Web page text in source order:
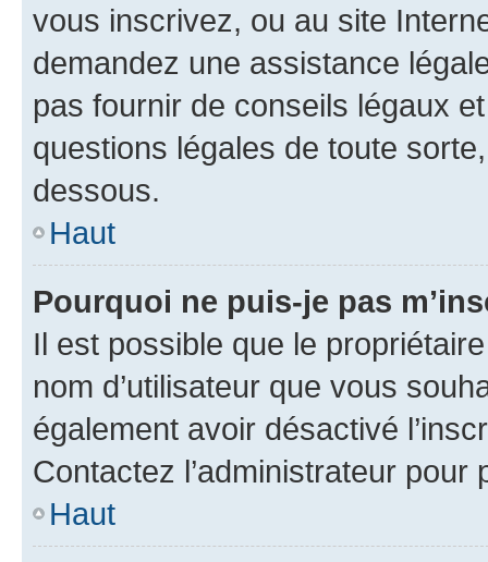
vous inscrivez, ou au site
demandez une assistance
pas fournir de conseils légaux
questions légales de toute
dessous.
Haut
Pourquoi ne puis-je pas
Il est possible que le
nom d’utilisateur que vous
également avoir désactivé
Contactez l’administrateur
Haut